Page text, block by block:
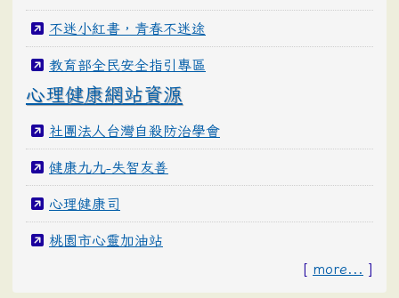
不迷小紅書，青春不迷途
教育部全民安全指引專區
心理健康網站資源
社團法人台灣自殺防治學會
健康九九-失智友善
心理健康司
桃園市心靈加油站
[ more... ]